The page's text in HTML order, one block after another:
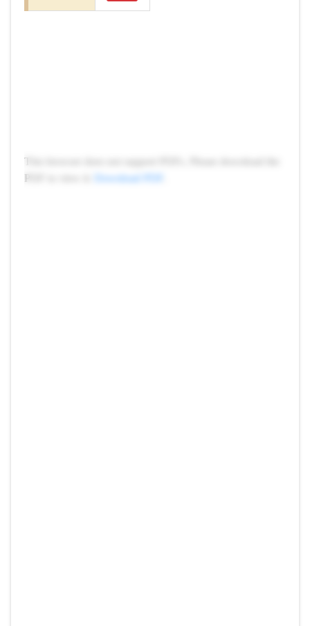
This browser does not support PDFs. Please download the
PDF to view it:
Download PDF